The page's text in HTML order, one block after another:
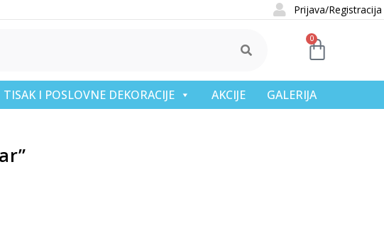
Prijava/Registracija
0
TISAK I POSLOVNE DEKORACIJE AKCIJE GALERIJA